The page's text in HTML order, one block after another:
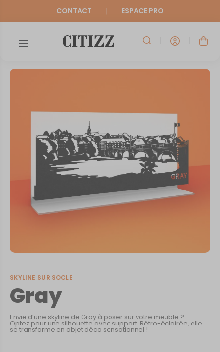
CONTACT ESPACE PRO
SKYLINE SUR SOCLE
Gray
Envie d’une skyline de Gray à poser sur votre meuble ?
Optez pour une silhouette avec support. Rétro-éclairée, elle
se transforme en objet déco sensationnel !